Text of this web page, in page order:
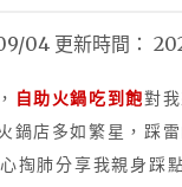
04更新時間：
自助火鍋吃到飽對
鍋店多如繁星，踩
掏肺分享我親身踩